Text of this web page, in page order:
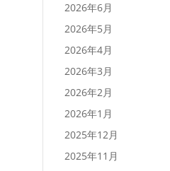
2026年6月
2026年5月
2026年4月
2026年3月
2026年2月
2026年1月
2025年12月
2025年11月